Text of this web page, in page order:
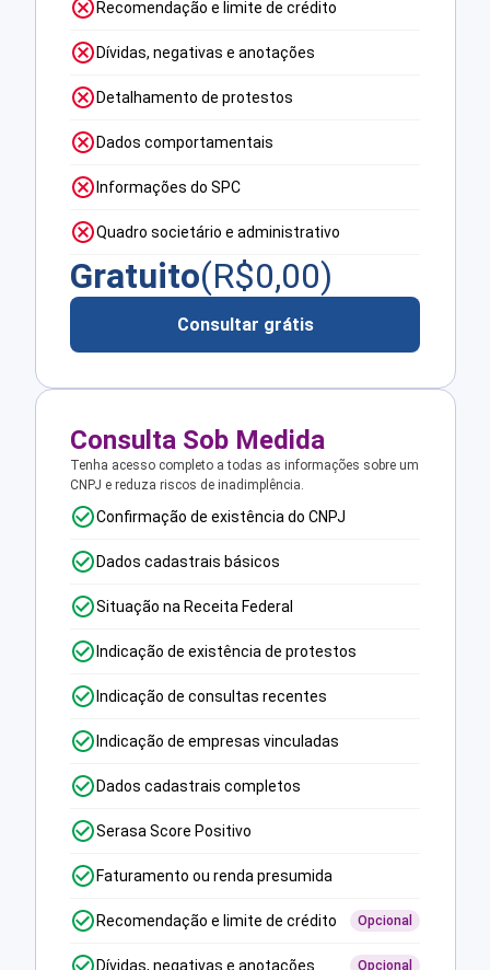
Recomendação e limite de crédito
Dívidas, negativas e anotações
Detalhamento de protestos
Dados comportamentais
Informações do SPC
Quadro societário e administrativo
Gratuito(R$0,00)
Consultar grátis
Consulta Sob Medida
Tenha acesso completo a todas as informações sobre um
CNPJ e reduza riscos de inadimplência.
Confirmação de existência do CNPJ
Dados cadastrais básicos
Situação na Receita Federal
Indicação de existência de protestos
Indicação de consultas recentes
Indicação de empresas vinculadas
Dados cadastrais completos
Serasa Score Positivo
Faturamento ou renda presumida
Recomendação e limite de crédito Opcional
Dívidas, negativas e anotações Opcional